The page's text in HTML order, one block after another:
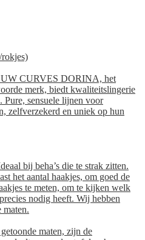
rokjes)
CURVES DORINA, het
merk, biedt kwaliteitslingerie
Pure, sensuele lijnen voor
zelfverzekerd en uniek op hun
bij beha’s die te strak zitten.
het aantal haakjes, om goed de
te meten, om te kijken welk
nodig heeft. Wij hebben
maten.
maten, zijn de